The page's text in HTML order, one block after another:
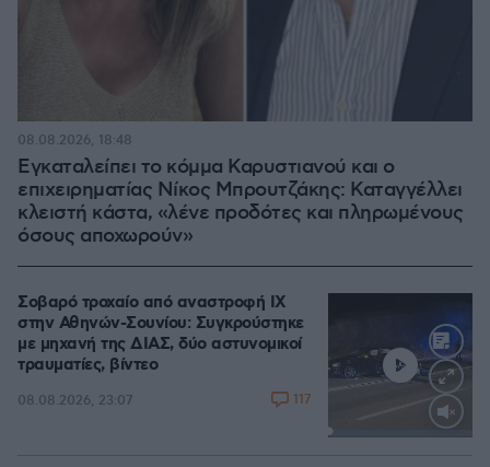
Εγκαταλείπει το κόμμα Καρυστιανού και ο
επιχειρηματίας Νίκος Μπρουτζάκης: Καταγγέλλει
κλειστή κάστα, «λένε προδότες και πληρωμένους
όσους αποχωρούν»
08.08.2026, 18:48
Σοβαρό τροχαίο από αναστροφή ΙΧ
στην Αθηνών-Σουνίου: Συγκρούστηκε
με μηχανή της ΔΙΑΣ, δύο αστυνομικοί
τραυματίες, βίντεο
08.08.2026, 23:07 117